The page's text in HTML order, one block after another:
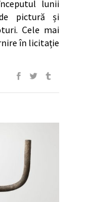
lunii
pictură și
Cele mai
în licitație